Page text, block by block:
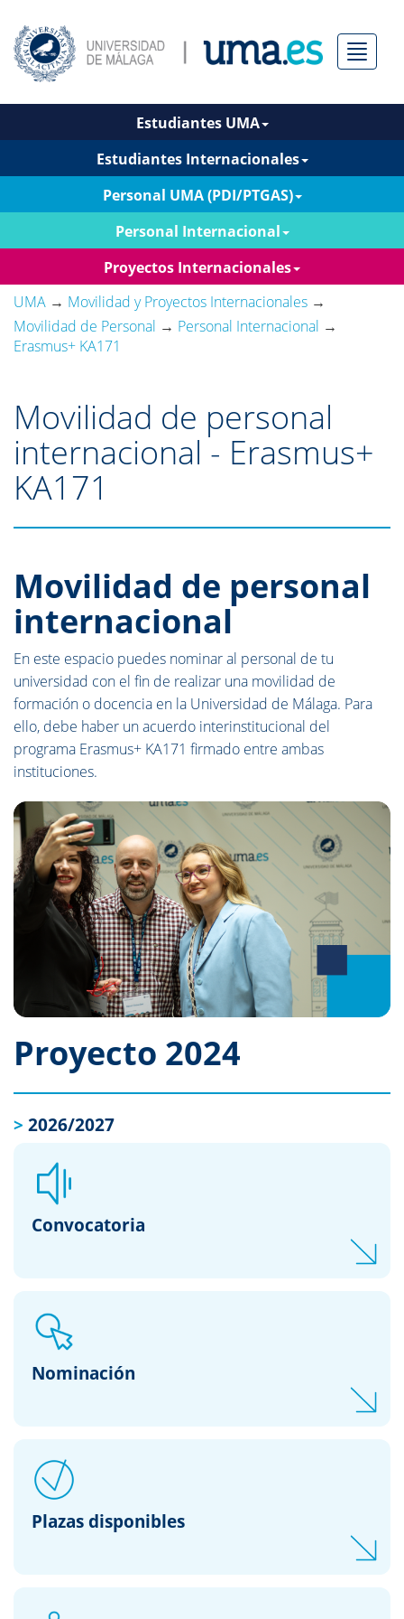
Menú
Estudiantes UMA
Estudiantes Internacionales
Personal UMA (PDI/PTGAS)
Personal Internacional
Proyectos Internacionales
UMA → Movilidad y Proyectos Internacionales →
Movilidad de Personal → Personal Internacional →
Erasmus+ KA171
Movilidad de personal
internacional - Erasmus+
KA171
Movilidad de personal
internacional
En este espacio puedes nominar al personal de tu
universidad con el fin de realizar una movilidad de
formación o docencia en la Universidad de Málaga. Para
ello, debe haber un acuerdo interinstitucional del
programa Erasmus+ KA171 firmado entre ambas
instituciones.
Proyecto 2024
> 2026/2027
Convocatoria
Nominación
Plazas disponibles